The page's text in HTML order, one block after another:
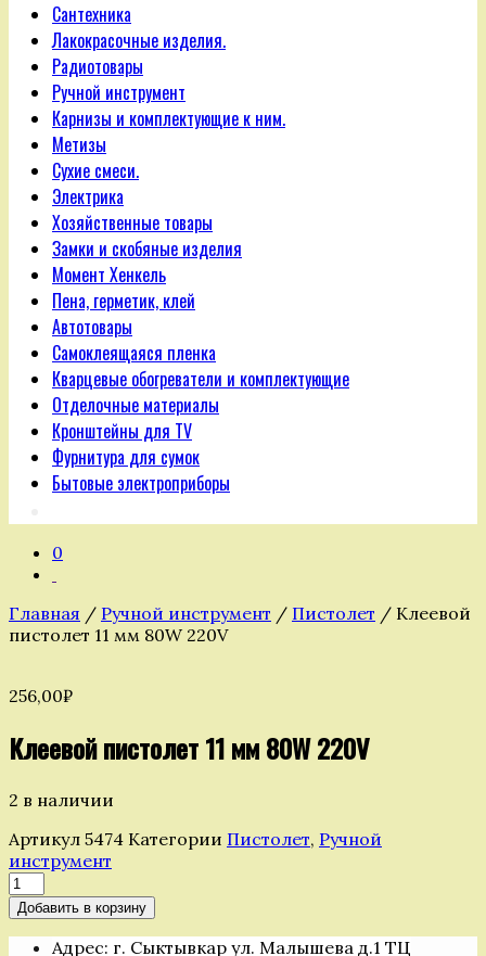
Сантехника
Лакокрасочные изделия.
Радиотовары
Ручной инструмент
Карнизы и комплектующие к ним.
Метизы
Сухие смеси.
Электрика
Хозяйственные товары
Замки и скобяные изделия
Момент Хенкель
Пена, герметик, клей
Автотовары
Самоклеящаяся пленка
Кварцевые обогреватели и комплектующие
Отделочные материалы
Кронштейны для TV
Фурнитура для сумок
Бытовые электроприборы
0
Главная / Ручной инструмент / Пистолет / Клеевой
пистолет 11 мм 80W 220V
256,00₽
Клеевой пистолет 11 мм 80W 220V
2 в наличии
Артикул 5474 Категории Пистолет, Ручной
инструмент
Количество
товара
Клеевой
пистолет
Добавить в корзину
Адрес: г. Сыктывкар ул. Малышева д.1 ТЦ